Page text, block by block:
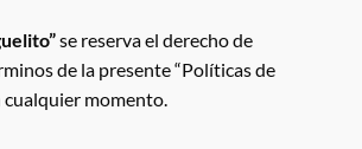
se reserva el derecho de
de la presente “Políticas de
cualquier momento.